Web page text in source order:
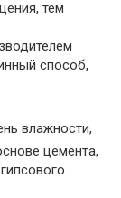
тем
способ,
влажности,
цемента,